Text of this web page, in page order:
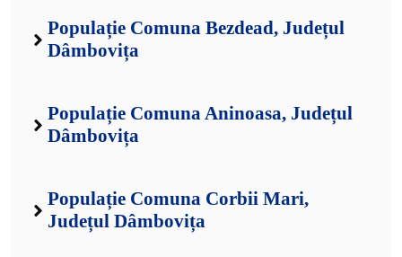
Populație Comuna Bezdead, Județul
Dâmbovița
Populație Comuna Aninoasa, Județul
Dâmbovița
Populație Comuna Corbii Mari,
Județul Dâmbovița